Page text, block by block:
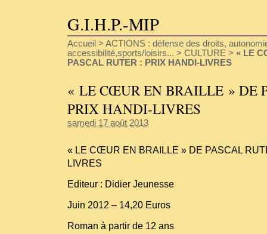
G.I.H.P.-MIP
Accueil > ACTIONS : défense des droits,
accessibilité,sports/loisirs... > CULTURE > « LE
PASCAL RUTER : PRIX HANDI-LIVRES
« LE CŒUR EN BRAILLE » DE
PRIX HANDI-LIVRES
samedi 17 août 2013
« LE CŒUR EN BRAILLE » DE PASCAL
LIVRES
Editeur : Didier Jeunesse
Juin 2012 – 14,20 Euros
Roman à partir de 12 ans